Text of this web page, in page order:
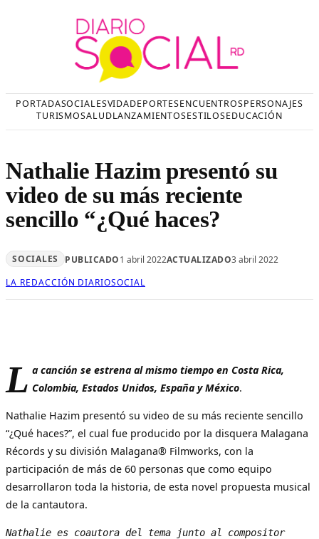
PORTADASOCIALESVIDADEPORTESENCUENTROSPERSONAJES
TURISMOSALUDLANZAMIENTOSESTILOSEDUCACIÓN
Nathalie Hazim presentó su
video de su más reciente
sencillo “¿Qué haces?
SOCIALES PUBLICADO1 abril 2022ACTUALIZADO3 abril 2022
LA REDACCIÓN DIARIOSOCIAL
L a canción se estrena al mismo tiempo en Costa Rica,
Colombia, Estados Unidos, España y México.
Nathalie Hazim presentó su video de su más reciente sencillo
“¿Qué haces?”, el cual fue producido por la disquera Malagana
Récords y su división Malagana® Filmworks, con la
participación de más de 60 personas que como equipo
desarrollaron toda la historia, de esta novel propuesta musical
de la cantautora.
Nathalie es coautora del tema junto al compositor